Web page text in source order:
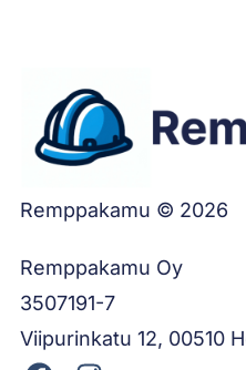
Remppakamu © 2026
Remppakamu Oy
3507191-7
Viipurinkatu 12, 00510